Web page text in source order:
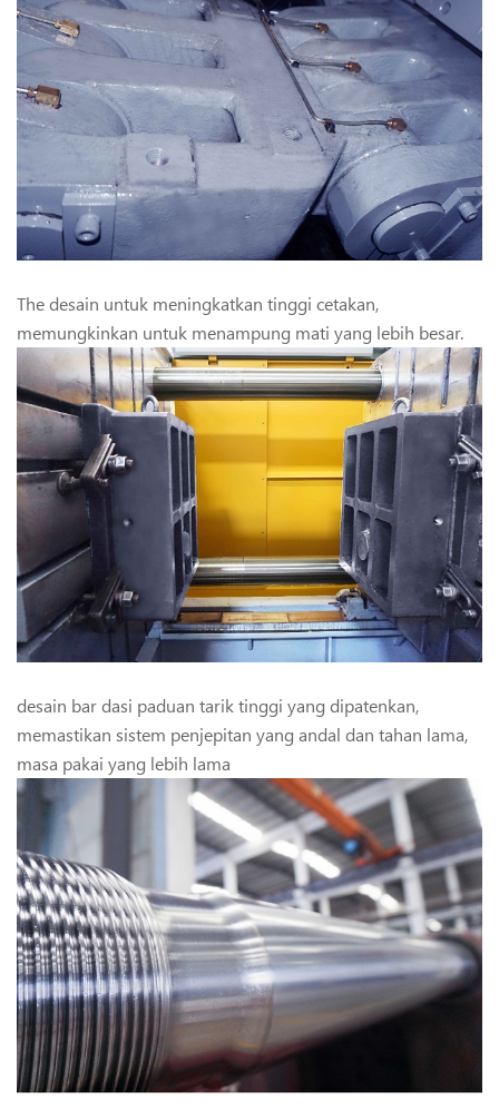
The desain untuk meningkatkan tinggi cetakan,
memungkinkan untuk menampung mati yang lebih besar.
desain bar dasi paduan tarik tinggi yang dipatenkan,
memastikan sistem penjepitan yang andal dan tahan lama,
masa pakai yang lebih lama